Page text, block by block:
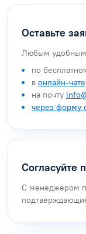
Оставьте
Любым
по
в онлайн-чате
на почту
через форму
Согласуйте
С менеджером